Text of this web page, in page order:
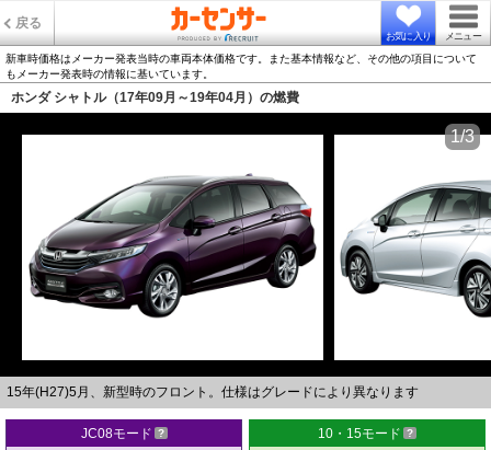
戻る
お気に入り メニュー
新車時価格はメーカー発表当時の車両本体価格です。また基本情報など、その他の項目について
もメーカー発表時の情報に基いています。
ホンダ シャトル（17年09月～19年04月）の燃費
15年(H27)5月、新型時のフロント。仕様はグレードにより異なります
1/3
JC08モード 10・15モード